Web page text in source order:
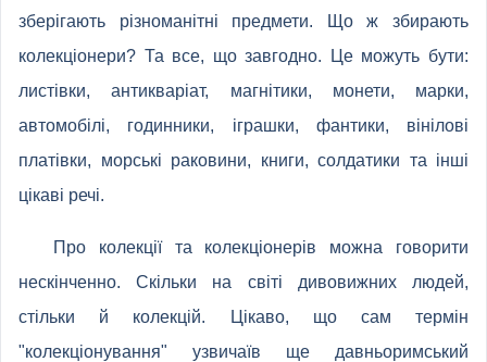
зберігають різноманітні предмети. Що ж збирають
колекціонери? Та все, що завгодно. Це можуть бути:
листівки, антикваріат, магнітики, монети, марки,
автомобілі, годинники, іграшки, фантики, вінілові
платівки, морські раковини, книги, солдатики та інші
цікаві речі.
Про колекції та колекціонерів можна говорити
нескінченно. Скільки на світі дивовижних людей,
стільки й колекцій. Цікаво, що сам термін
"колекціонування" узвичаїв ще давньоримський